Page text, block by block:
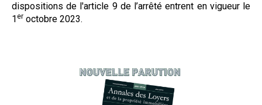
dispositions de l'article 9 de l’arrêté entrent en vigueur le
1 er octobre 2023.